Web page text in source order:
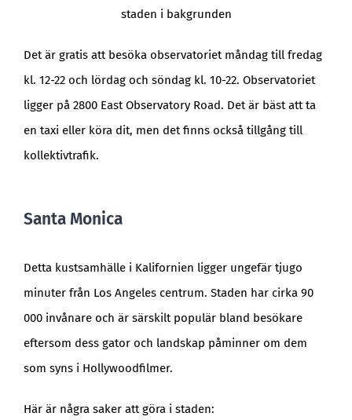
staden i bakgrunden
Det är gratis att besöka observatoriet måndag till fredag
kl. 12-22 och lördag och söndag kl. 10-22. Observatoriet
ligger på 2800 East Observatory Road. Det är bäst att ta
en taxi eller köra dit, men det finns också tillgång till
kollektivtrafik.
Santa Monica
Detta kustsamhälle i Kalifornien ligger ungefär tjugo
minuter från Los Angeles centrum. Staden har cirka 90
000 invånare och är särskilt populär bland besökare
eftersom dess gator och landskap påminner om dem
som syns i Hollywoodfilmer.
Här är några saker att göra i staden: